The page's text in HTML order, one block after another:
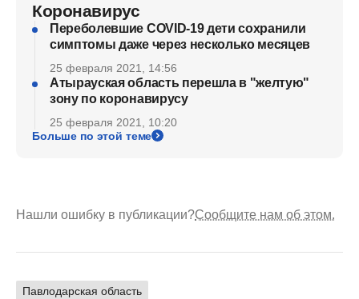
Коронавирус
Переболевшие COVID-19 дети сохранили
симптомы даже через несколько месяцев
25 февраля 2021, 14:56
Атырауская область перешла в "желтую"
зону по коронавирусу
25 февраля 2021, 10:20
Больше по этой теме
Нашли ошибку в публикации?Сообщите нам об этом.
Павлодарская область